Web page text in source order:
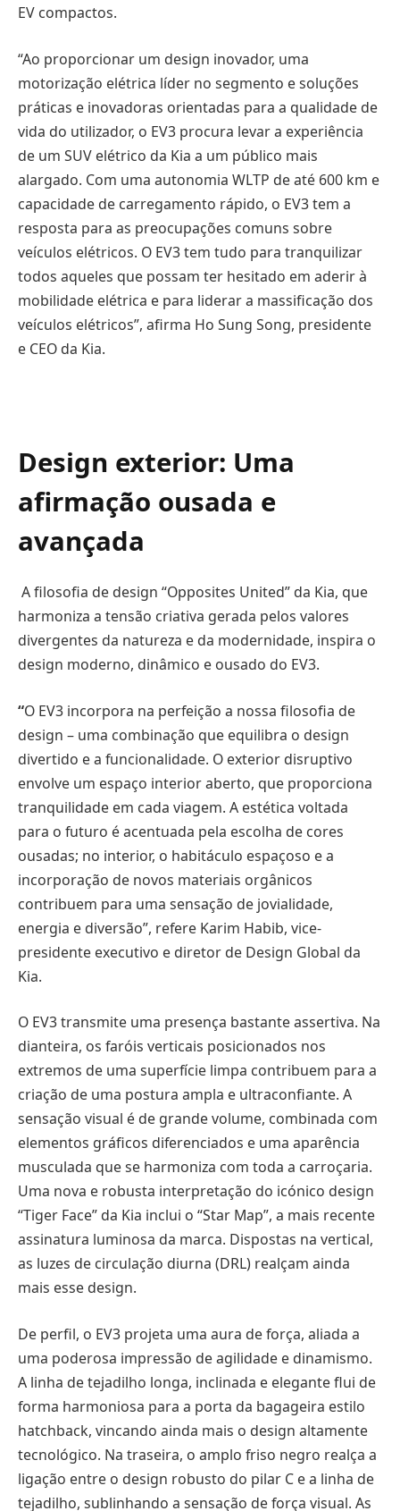
EV compactos.
“Ao proporcionar um design inovador, uma
motorização elétrica líder no segmento e soluções
práticas e inovadoras orientadas para a qualidade de
vida do utilizador, o EV3 procura levar a experiência
de um SUV elétrico da Kia a um público mais
alargado. Com uma autonomia WLTP de até 600 km e
capacidade de carregamento rápido, o EV3 tem a
resposta para as preocupações comuns sobre
veículos elétricos. O EV3 tem tudo para tranquilizar
todos aqueles que possam ter hesitado em aderir à
mobilidade elétrica e para liderar a massificação dos
veículos elétricos”, afirma Ho Sung Song, presidente
e CEO da Kia.
Design exterior: Uma
afirmação ousada e
avançada
A filosofia de design “Opposites United” da Kia, que
harmoniza a tensão criativa gerada pelos valores
divergentes da natureza e da modernidade, inspira o
design moderno, dinâmico e ousado do EV3.
“O EV3 incorpora na perfeição a nossa filosofia de
design – uma combinação que equilibra o design
divertido e a funcionalidade. O exterior disruptivo
envolve um espaço interior aberto, que proporciona
tranquilidade em cada viagem. A estética voltada
para o futuro é acentuada pela escolha de cores
ousadas; no interior, o habitáculo espaçoso e a
incorporação de novos materiais orgânicos
contribuem para uma sensação de jovialidade,
energia e diversão”, refere Karim Habib, vice-
presidente executivo e diretor de Design Global da
Kia.
O EV3 transmite uma presença bastante assertiva. Na
dianteira, os faróis verticais posicionados nos
extremos de uma superfície limpa contribuem para a
criação de uma postura ampla e ultraconfiante. A
sensação visual é de grande volume, combinada com
elementos gráficos diferenciados e uma aparência
musculada que se harmoniza com toda a carroçaria.
Uma nova e robusta interpretação do icónico design
“Tiger Face” da Kia inclui o “Star Map”, a mais recente
assinatura luminosa da marca. Dispostas na vertical,
as luzes de circulação diurna (DRL) realçam ainda
mais esse design.
De perfil, o EV3 projeta uma aura de força, aliada a
uma poderosa impressão de agilidade e dinamismo.
A linha de tejadilho longa, inclinada e elegante flui de
forma harmoniosa para a porta da bagageira estilo
hatchback, vincando ainda mais o design altamente
tecnológico. Na traseira, o amplo friso negro realça a
ligação entre o design robusto do pilar C e a linha de
tejadilho, sublinhando a sensação de força visual. As